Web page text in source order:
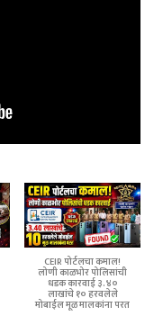
CEIR पोर्टलचा कमाल!
लोणी काळभोर पोलिसांची
धडक कारवाई ३.४०
लाखांचे १० हरवलेले
मोबाईल मूळ मालकांना परत